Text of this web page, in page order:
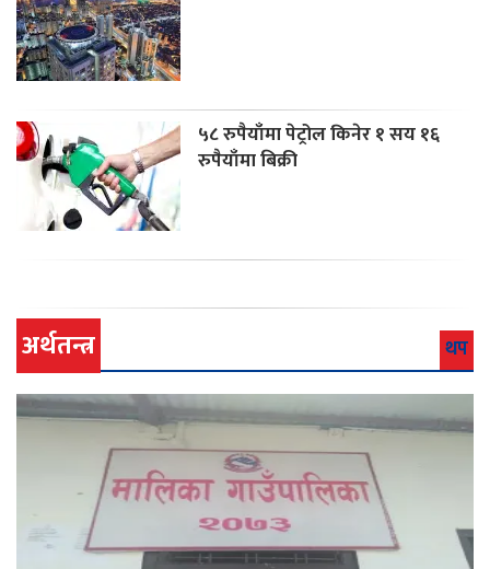
५८ रुपैयाँमा पेट्रोल किनेर १ सय १६
रुपैयाँमा बिक्री
अर्थतन्त्र थप